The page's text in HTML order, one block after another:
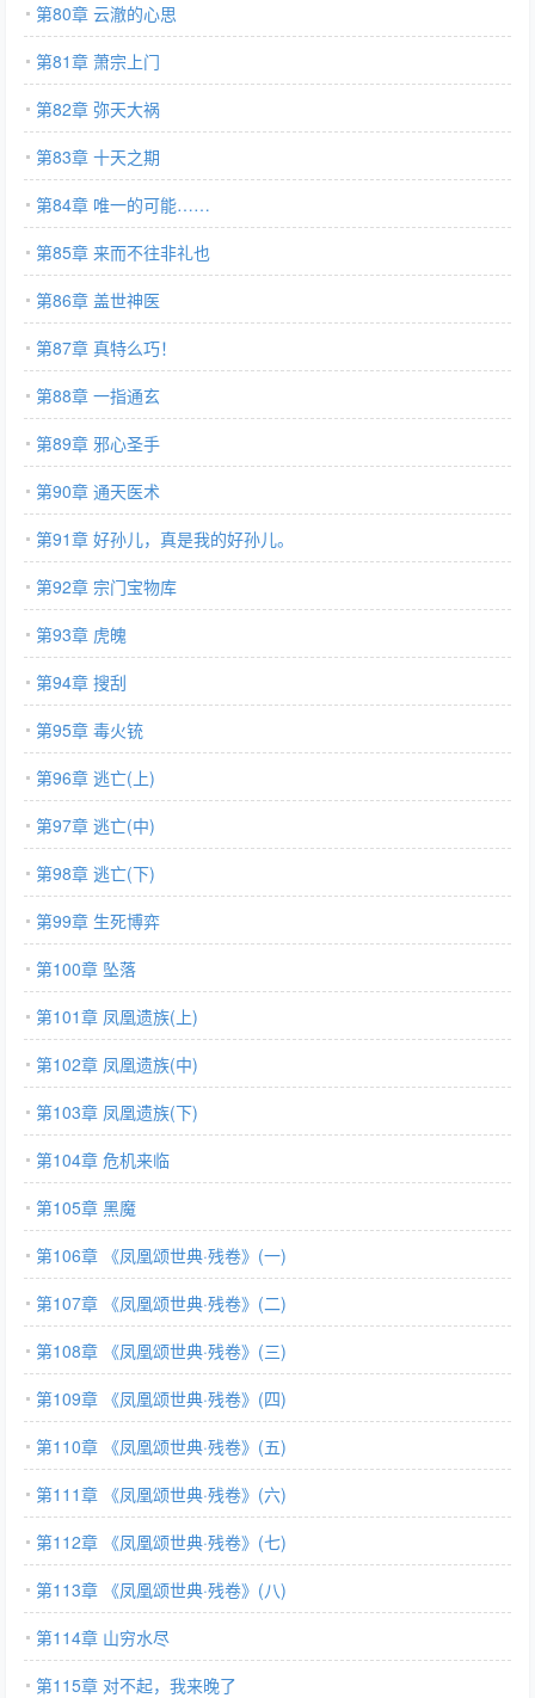
第80章 云澈的心思
第81章 萧宗上门
第82章 弥天大祸
第83章 十天之期
第84章 唯一的可能……
第85章 来而不往非礼也
第86章 盖世神医
第87章 真特么巧！
第88章 一指通玄
第89章 邪心圣手
第90章 通天医术
第91章 好孙儿，真是我的好孙儿。
第92章 宗门宝物库
第93章 虎魄
第94章 搜刮
第95章 毒火铳
第96章 逃亡(上)
第97章 逃亡(中)
第98章 逃亡(下)
第99章 生死博弈
第100章 坠落
第101章 凤凰遗族(上)
第102章 凤凰遗族(中)
第103章 凤凰遗族(下)
第104章 危机来临
第105章 黑魔
第106章 《凤凰颂世典·残卷》(一)
第107章 《凤凰颂世典·残卷》(二)
第108章 《凤凰颂世典·残卷》(三)
第109章 《凤凰颂世典·残卷》(四)
第110章 《凤凰颂世典·残卷》(五)
第111章 《凤凰颂世典·残卷》(六)
第112章 《凤凰颂世典·残卷》(七)
第113章 《凤凰颂世典·残卷》(八)
第114章 山穷水尽
第115章 对不起，我来晚了